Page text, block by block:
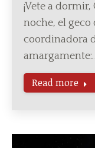
¡Vete a
noche, el geco
coordinadora
Read more